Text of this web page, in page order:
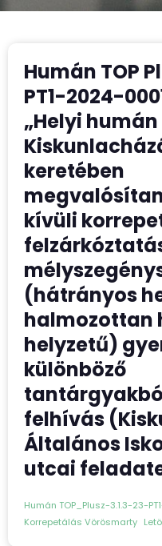
Humán TOP
PT1-2024-
„Helyi
keretében
kívüli
(hátrányos
halmozottan
helyzetű)
különböző
felhívás
Általános
utcai
Humán TOP_Plusz-3.1.3-23-
Korrepetálás Vörösmarty